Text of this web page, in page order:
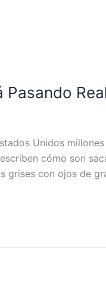
Unidos
cómo son
grises con ojos de